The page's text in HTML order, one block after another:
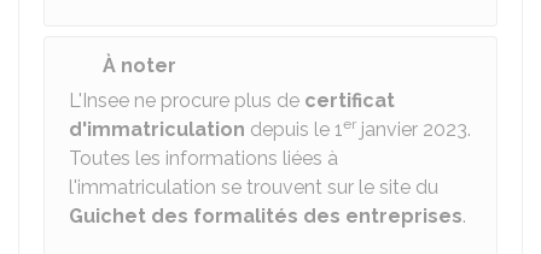
À noter
L'Insee ne procure plus de certificat
d'immatriculation depuis le 1er janvier 2023.
Toutes les informations liées à
l'immatriculation se trouvent sur le site du
Guichet des formalités des entreprises.